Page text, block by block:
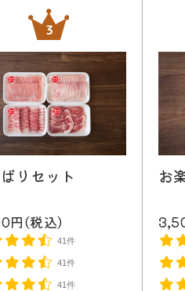
りセット
円(税込)
41件
41件
41件
お